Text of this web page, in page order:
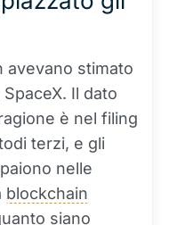
avevano stimato
Il dato
è nel filing
terzi, e gli
nelle
blockchain
siano